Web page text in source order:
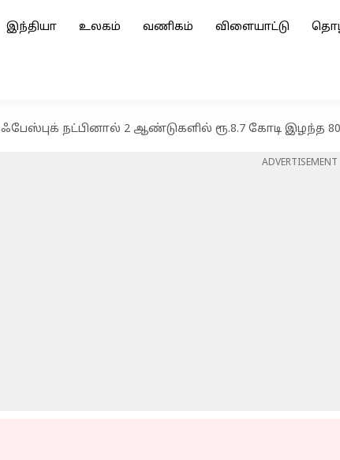
இந்தியா உலகம் வணிகம் விளையாட்டு
ஃபேஸ்புக் நட்பினால் 2 ஆண்டுகளில் ரூ.8.7 கோடி இழந்த
ADVERTISEMENT